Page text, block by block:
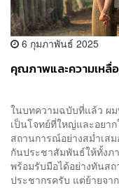
6 กุมภาพันธ์ 2025
คุณภาพและความเหลื่
ในบทความฉบับที่แล้ว ผ
เป็นโจทย์ที่ใหญ่และอยา
สถานการณ์อย่างสม่ำเส
กันประชาสัมพันธ์ให้ทั้งภ
พร้อมรับมือได้อย่างทันส
ประชากรครับ แต่ย้ายจา